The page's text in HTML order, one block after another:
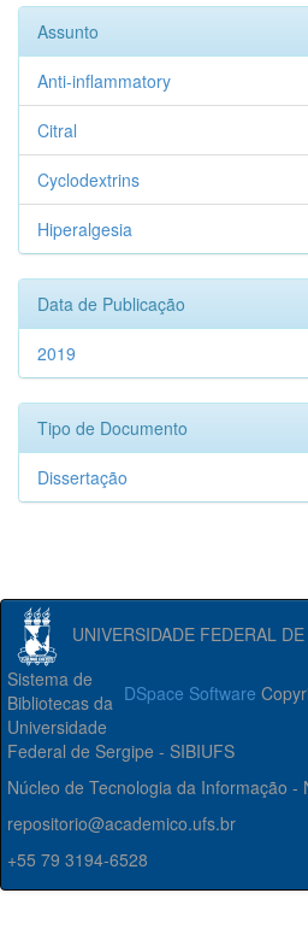
Assunto
Anti-inflammatory
Citral
Cyclodextrins
Hiperalgesia
Data de Publicação
2019
Tipo de Documento
Dissertação
UNIVERSIDADE FEDERAL
DSpace Software
Sistema de
Bibliotecas da
Universidade
Federal de Sergipe - SIBIUFS
Núcleo de Tecnologia da Informação -
repositorio@academico.ufs.br
+55 79 3194-6528